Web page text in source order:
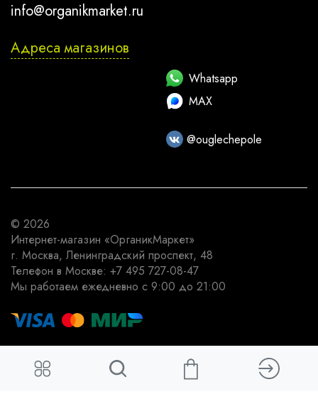
info@organikmarket.ru
Адреса магазинов
Whatsapp
MAX
@ouglechepole
© 2026
Интернет-магазин «ОрганикМаркет»
г. Москва, Ленинградский проспект, 48
Телефон в Москве: +7 495 727-08-47
Мы работаем ежедневно с 9:00 до 21:00